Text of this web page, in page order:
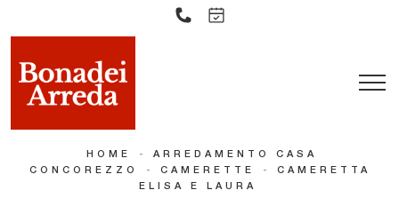
HOME -
ARREDAMENTO CASA
CONCOREZZO
- CAMERETTE -
CAMERETTA
ELISA E LAURA